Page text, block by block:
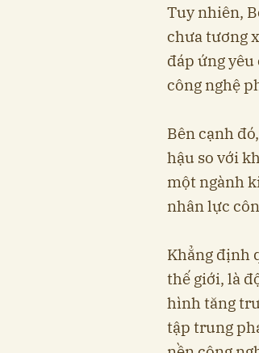
Tuy nhiên,
chưa tương
đáp ứng
công nghệ
Bên cạnh
hậu so với
một ngành
nhân lực
Khẳng định
thế giới, là
hình tăng
tập trung